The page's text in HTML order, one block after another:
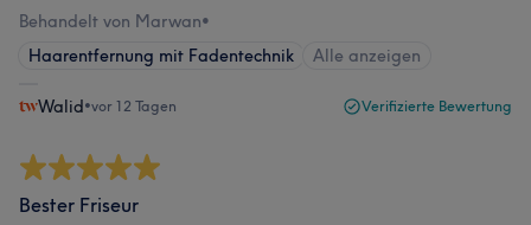
Behandelt von Marwan•
Haarentfernung mit Fadentechnik
Alle anzeigen
Walid•vor 12 Tagen Verifizierte Bewertung
Bester Friseur